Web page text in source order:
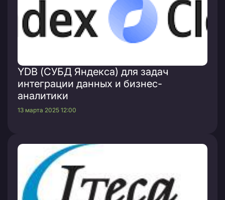
YDB (СУБД Яндекса) для задач
интеграции данных и бизнес-
аналитики
13 марта 2025 12:00